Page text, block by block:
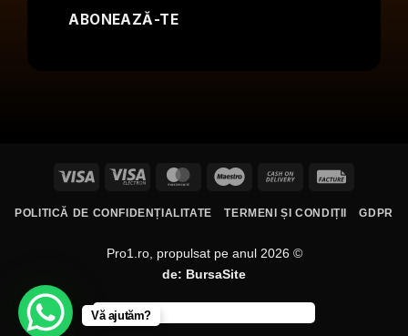
ABONEAZĂ-TE
Visa
Visa
MasterCardMaestro
Cash
Delivery
POLITICĂ DE CONFIDENȚIALITATE TERMENI ȘI CONDIȚII GDPR
Pro1.ro, propulsat pe anul 2026 ©
de: BursaSite
Vă ajutăm?